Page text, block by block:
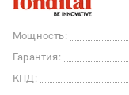
Мощность:
Гарантия:
КПД: